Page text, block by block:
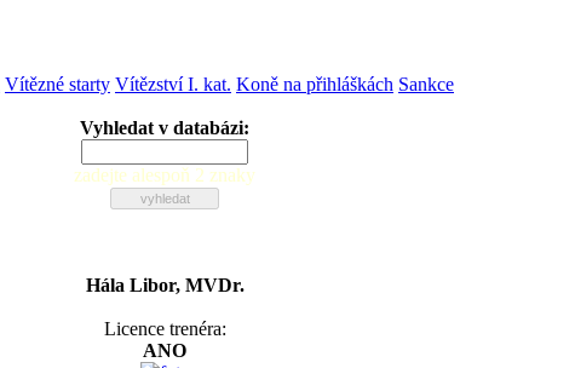
Vítězné starty Vítězství I. kat. Koně na přihláškách Sankce
Vyhledat v databázi:
zadejte alespoň 2 znaky
Hála Libor, MVDr.
Licence trenéra:
ANO